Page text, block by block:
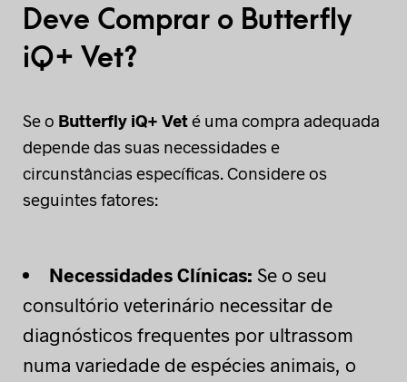
Deve Comprar o Butterfly
iQ+ Vet?
Se o Butterfly iQ+ Veté uma compra adequada
depende das suas necessidades e
circunstâncias específicas. Considere os
seguintes fatores:
Necessidades Clínicas: Se o seu
consultório veterinário necessitar de
diagnósticos frequentes por ultrassom
numa variedade de espécies animais, o